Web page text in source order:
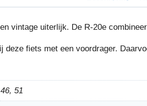
vintage uiterlijk. De R-20e
deze fiets met een voordrager.
46, 51